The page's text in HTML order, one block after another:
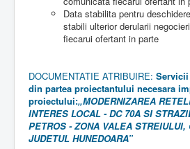
Data stabilita pentru
stabili ulterior derularii
fiecarui ofertant in parte
DOCUMENTATIE ATRIBUIRE: Servicii
din partea proiectantului necesara
proiectului:„MODERNIZAREA
INTERES LOCAL - DC 70A SI
PETROS - ZONA VALEA STREIULUI,
JUDETUL HUNEDOARA”